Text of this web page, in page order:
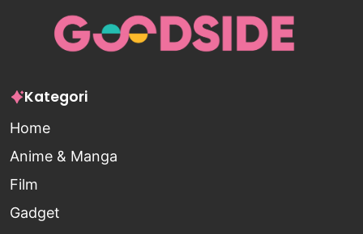
Kategori
Home
Anime & Manga
Film
Gadget